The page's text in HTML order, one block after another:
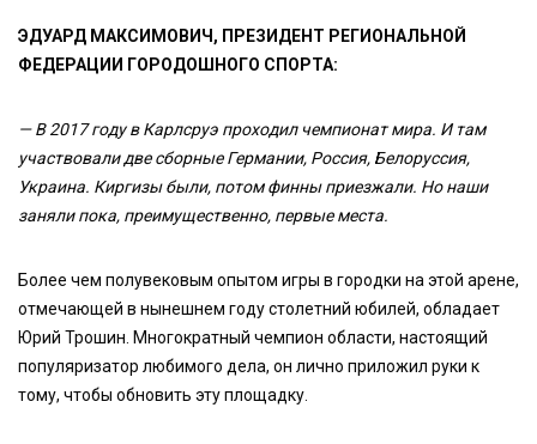
ЭДУАРД МАКСИМОВИЧ, ПРЕЗИДЕНТ РЕГИОНАЛЬНОЙ
ФЕДЕРАЦИИ ГОРОДОШНОГО СПОРТА:
— В 2017 году в Карлсруэ проходил чемпионат мира. И там
участвовали две сборные Германии, Россия, Белоруссия,
Украина. Киргизы были, потом финны приезжали. Но наши
заняли пока, преимущественно, первые места.
Более чем полувековым опытом игры в городки на этой арене,
отмечающей в нынешнем году столетний юбилей, обладает
Юрий Трошин. Многократный чемпион области, настоящий
популяризатор любимого дела, он лично приложил руки к
тому, чтобы обновить эту площадку.